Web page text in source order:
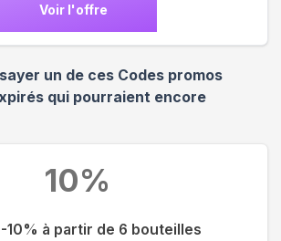
Voir l'offre
un de ces Codes promos
qui pourraient encore
10% à partir de 6 bouteilles
10%